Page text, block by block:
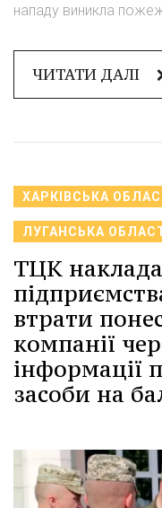
нападу виникла
ЧИТАТИ ДАЛІ
ХАРКІВСЬКА
ЛУГАНСЬКА
ТЦК
втрати
компанії
інформації
засоби на